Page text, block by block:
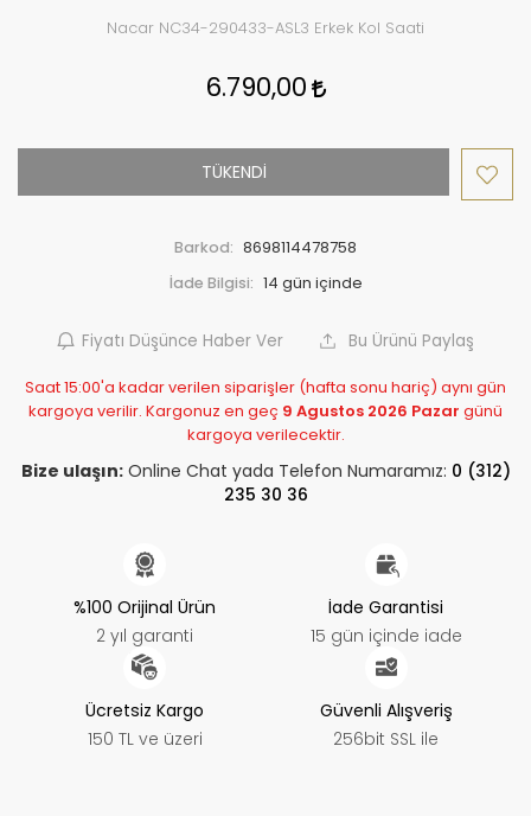
Nacar NC34-290433-ASL3 Erkek Kol Saati
6.790,00
TÜKENDİ
Barkod: 8698114478758
İade Bilgisi:
Fiyatı Düşünce Haber Ver Bu Ürünü Paylaş
Saat 15:00'a kadar verilen siparişler (hafta sonu hariç) aynı gün
kargoya verilir. Kargonuz en geç 9 Agustos 2026 Pazar günü
kargoya verilecektir.
Bize ulaşın:Online Chat yada Telefon Numaramız: 0 (312)
235 30 36
%100 Orijinal Ürün
2 yıl garanti
İade Garantisi
15 gün içinde iade
Ücretsiz Kargo
150 TL ve üzeri
Güvenli Alışveriş
256bit SSL ile